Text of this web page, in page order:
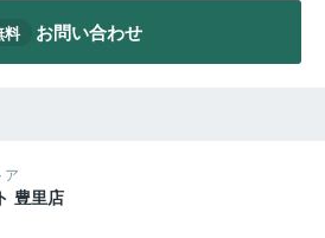
料 お問い合わせ
ア
豊里店